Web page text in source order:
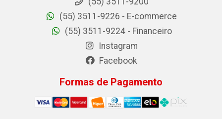
(55) 3511-9226 - E-commerce
(55) 3511-9224 - Financeiro
Instagram
Facebook
Formas de Pagamento